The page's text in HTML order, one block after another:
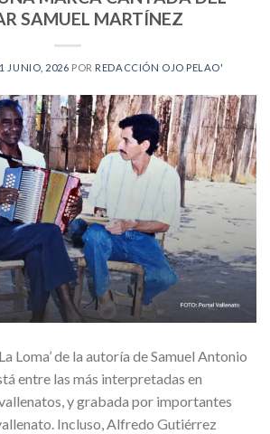
SAMUEL MARTÍNEZ
JUNIO, 2026 POR REDACCIÓN OJO PELAO'
Loma’ de la autoría de Samuel Antonio
entre las más interpretadas en
y grabada por importantes
Incluso, Alfredo Gutiérrez